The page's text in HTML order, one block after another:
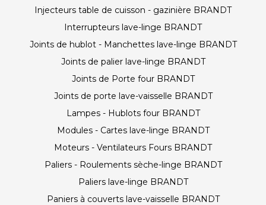
Injecteurs table de cuisson - gazinière BRANDT
Interrupteurs lave-linge BRANDT
Joints de hublot - Manchettes lave-linge BRANDT
Joints de palier lave-linge BRANDT
Joints de Porte four BRANDT
Joints de porte lave-vaisselle BRANDT
Lampes - Hublots four BRANDT
Modules - Cartes lave-linge BRANDT
Moteurs - Ventilateurs Fours BRANDT
Paliers - Roulements sèche-linge BRANDT
Paliers lave-linge BRANDT
Paniers à couverts lave-vaisselle BRANDT